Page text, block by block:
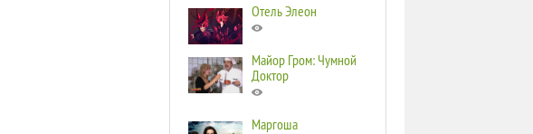
Отель Элеон
Майор Гром: Чумной
Доктор
Маргоша